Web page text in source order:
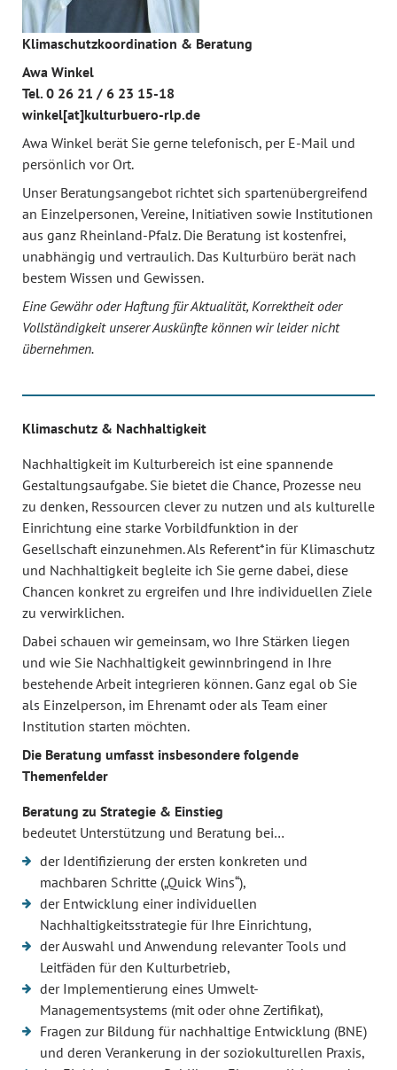
Klimaschutzkoordination & Beratung
Awa Winkel
Tel. 0 26 21 / 6 23 15-18
winkel[at]kulturbuero-rlp.de
Awa Winkel berät Sie gerne telefonisch, per E-Mail und
persönlich vor Ort.
Unser Beratungsangebot richtet sich spartenübergreifend
an Einzelpersonen, Vereine, Initiativen sowie Institutionen
aus ganz Rheinland-Pfalz. Die Beratung ist kostenfrei,
unabhängig und vertraulich. Das Kulturbüro berät nach
bestem Wissen und Gewissen.
Eine Gewähr oder Haftung für Aktualität, Korrektheit oder
Vollständigkeit unserer Auskünfte können wir leider nicht
übernehmen.
Klimaschutz & Nachhaltigkeit
Nachhaltigkeit im Kulturbereich ist eine spannende
Gestaltungsaufgabe. Sie bietet die Chance, Prozesse neu
zu denken, Ressourcen clever zu nutzen und als kulturelle
Einrichtung eine starke Vorbildfunktion in der
Gesellschaft einzunehmen. Als Referent*in für Klimaschutz
und Nachhaltigkeit begleite ich Sie gerne dabei, diese
Chancen konkret zu ergreifen und Ihre individuellen Ziele
zu verwirklichen.
Dabei schauen wir gemeinsam, wo Ihre Stärken liegen
und wie Sie Nachhaltigkeit gewinnbringend in Ihre
bestehende Arbeit integrieren können. Ganz egal ob Sie
als Einzelperson, im Ehrenamt oder als Team einer
Institution starten möchten.
Die Beratung umfasst insbesondere folgende
Themenfelder
Beratung zu Strategie & Einstieg
bedeutet Unterstützung und Beratung bei…
der Identifizierung der ersten konkreten und
machbaren Schritte („Quick Wins“),
der Entwicklung einer individuellen
Nachhaltigkeitsstrategie für Ihre Einrichtung,
der Auswahl und Anwendung relevanter Tools und
Leitfäden für den Kulturbetrieb,
der Implementierung eines Umwelt-
Managementsystems (mit oder ohne Zertifikat),
Fragen zur Bildung für nachhaltige Entwicklung (BNE)
und deren Verankerung in der soziokulturellen Praxis,